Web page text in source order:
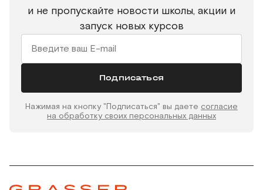
и не пропускайте новости школы, акции и
запуск новых курсов
Подписаться
Нажимая на кнопку "Подписаться" вы даете согласие
на обработку своих персональных данных